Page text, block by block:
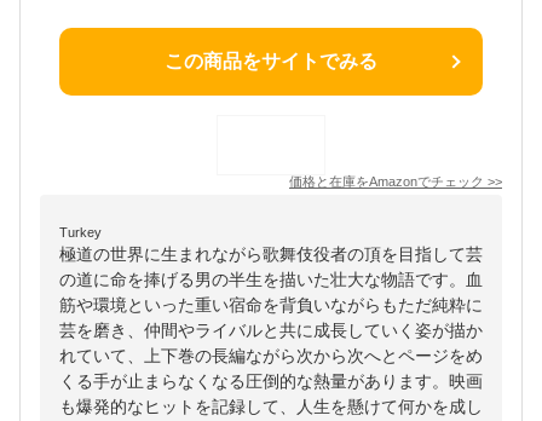
この商品をサイトでみる
価格と在庫をAmazonでチェック >>
Turkey
極道の世界に生まれながら歌舞伎役者の頂を目指して芸
の道に命を捧げる男の半生を描いた壮大な物語です。血
筋や環境といった重い宿命を背負いながらもただ純粋に
芸を磨き、仲間やライバルと共に成長していく姿が描か
れていて、上下巻の長編ながら次から次へとページをめ
くる手が止まらなくなる圧倒的な熱量があります。映画
も爆発的なヒットを記録して、人生を懸けて何かを成し